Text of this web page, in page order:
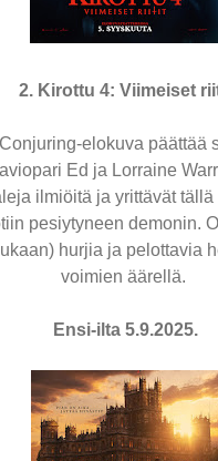
2. Kirottu 4: Viimeiset
elokuva päättää
Ed ja Lorraine
ilmiöitä ja yrittävät tällä
pesiytyneen demonin.
hurjia ja pelottavia
voimien äärellä.
Ensi-ilta 5.9.2025.